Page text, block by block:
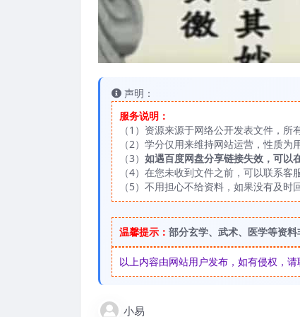
声明：
服务说明：
（1）资源来源于网络公开发表文件，所
（2）学分仅用来维持网站运营，性质
（3） 如遇百度网盘分享链接失效，可以
（4）在您未收到文件之前，可以联系
（5）不用担心不给资料，如果没有及
温馨提示： 部分玄学、武术、医学等资
以上内容由网站用户发布，如有侵权，
小易